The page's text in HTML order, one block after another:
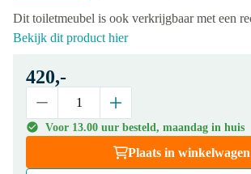
Dit toiletmeubel is ook verkrijgbaar met een
Bekijk dit product hier
420,-
Voor 13.00 uur besteld, maandag in huis
Plaats in winkelwagen